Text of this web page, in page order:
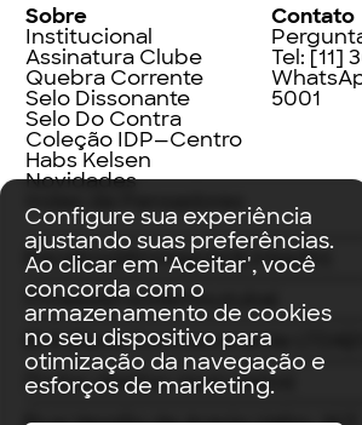
Configure sua experiência
ajustando suas preferências.
Ao clicar em 'Aceitar', você
concorda com o
armazenamento de cookies
no seu dispositivo para
otimização da navegação e
esforços de marketing.
Sobre
Institucional
Assinatura Clube
Quebra Corrente
Selo Dissonante
Selo Do Contra
Coleção IDP—Centro
Habs Kelsen
Novidades
Index de Pensadores
Contato
Tel: [11]
5001
FacebookInstagramLinkedIn
ThreadsTwitterYoutube
© Editora Contracorrente LTDA
Todos direitos reservados